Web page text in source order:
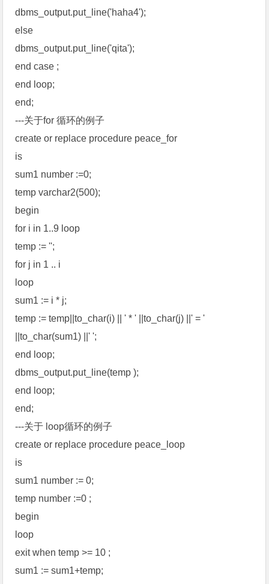
dbms_output.put_line('haha4');
else
dbms_output.put_line('qita');
end case ;
end loop;
end;
---关于for 循环的例子
create or replace procedure peace_for
is
sum1 number :=0;
temp varchar2(500);
begin
for i in 1..9 loop
temp := '';
for j in 1 .. i
loop
sum1 := i * j;
temp := temp||to_char(i) || ' * ' ||to_char(j) ||' = '
||to_char(sum1) ||' ';
end loop;
dbms_output.put_line(temp );
end loop;
end;
---关于 loop循环的例子
create or replace procedure peace_loop
is
sum1 number := 0;
temp number :=0 ;
begin
loop
exit when temp >= 10 ;
sum1 := sum1+temp;